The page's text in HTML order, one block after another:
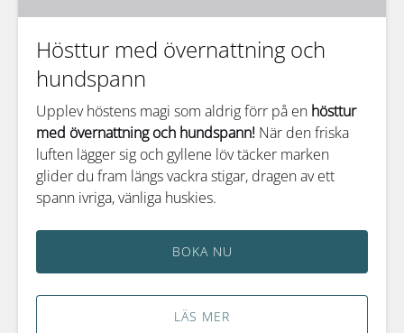
Hösttur med övernattning och
hundspann
Upplev höstens magi som aldrig förr på en hösttur
med övernattning och hundspann! När den friska
luften lägger sig och gyllene löv täcker marken
glider du fram längs vackra stigar, dragen av ett
spann ivriga, vänliga huskies.
BOKA NU
LÄS MER